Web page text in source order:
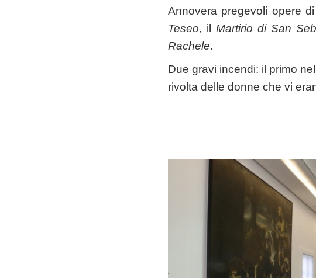
Annovera pregevoli opere
Teseo, il Martirio di San
Rachele.
Due gravi incendi: il primo
rivolta delle donne che vi